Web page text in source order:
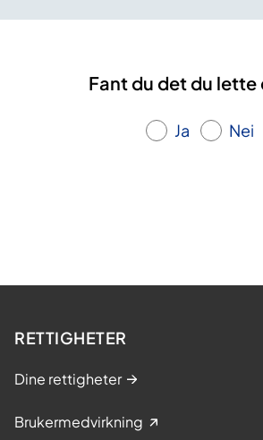
Fant du det du lette
Ja Nei
RETTIGHETER
Dine rettigheter
Brukermedvirkning